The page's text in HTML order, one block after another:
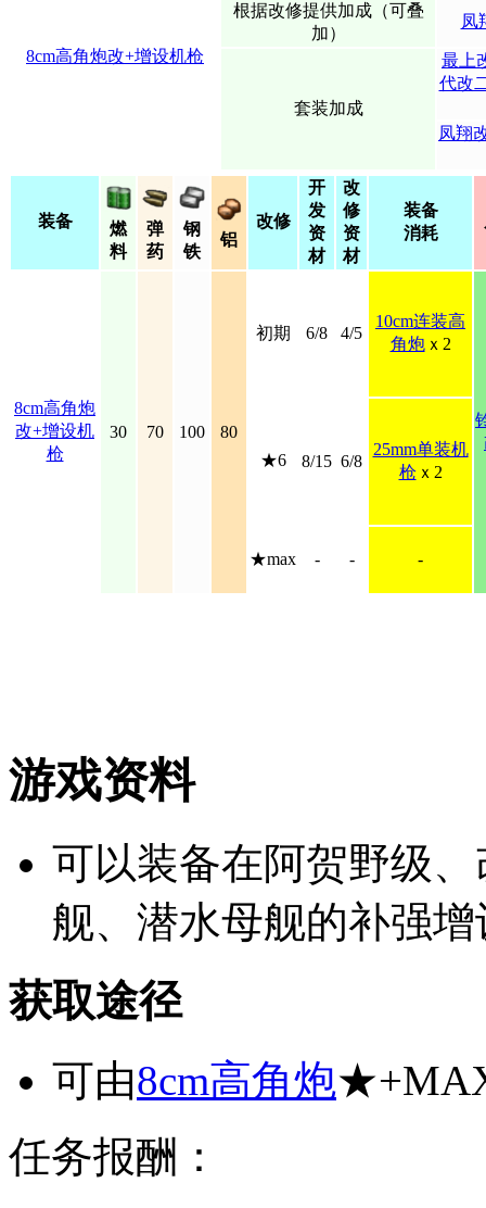
8cm高角炮改+增设机枪
根据改修提供加成（可叠
加）
凤
套装加成
最上
代改
凤翔
装备
燃
料
弹
药
钢
铁
铝
改修
开
发
资
材
改
修
资
材
装备
消耗
8cm高角炮
改+增设机
枪
30 70 100 80
初期 6/8 4/5
10cm连装高
角炮ｘ2
★6
8/15 6/8
25mm单装机
枪ｘ2
★max - - -
游戏资料
可以装备在阿贺野级
舰、潜水母舰的补强
获取途径
可由8cm高角炮
任务报酬：